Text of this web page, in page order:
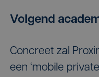
Volgend
Concreet zal
een ‘mobile